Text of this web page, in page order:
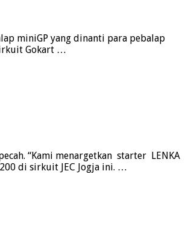
miniGP yang dinanti para pebalap
Gokart …
“Kami menargetkan starter LENKA
di sirkuit JEC Jogja ini. …